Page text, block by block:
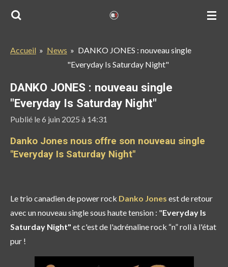
Passer
principal
Accueil » News » DANKO JONES : nouveau single
"Everyday Is Saturday Night"
DANKO JONES : nouveau single
"Everyday Is Saturday Night"
Publié le 6 juin 2025 à 14:31
Danko Jones nous offre son nouveau single
"Everyday Is Saturday Night"
Le trio canadien de power rock Danko Jones est de retour
avec un nouveau single sous haute tension : "Everyday Is
Saturday Night" et c'est de l'adrénaline rock “n” roll à l'état
pur !